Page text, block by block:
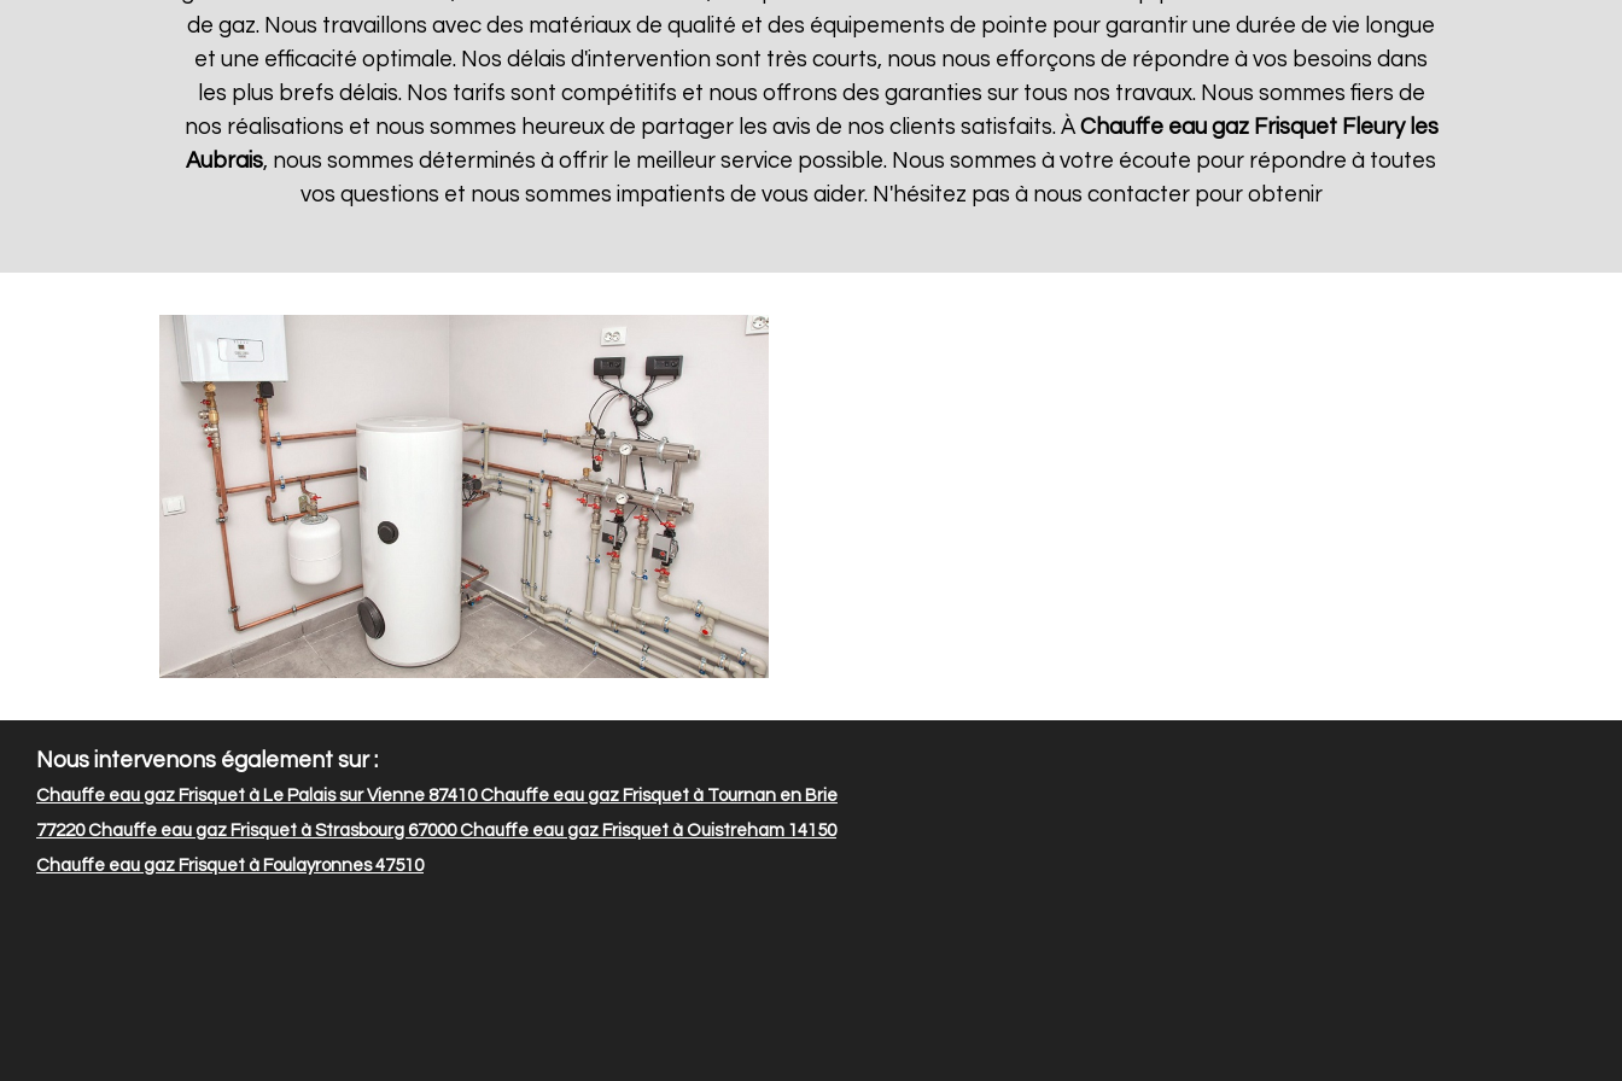
de gaz. Nous travaillons avec des matériaux de qualité et des équipements de pointe pour garantir une durée de vie longue
et une efficacité optimale. Nos délais d'intervention sont très courts, nous nous efforçons de répondre à vos besoins dans
les plus brefs délais. Nos tarifs sont compétitifs et nous offrons des garanties sur tous nos travaux. Nous sommes fiers de
nos réalisations et nous sommes heureux de partager les avis de nos clients satisfaits. ÀChauffe eau gaz Frisquet Fleury les
Aubrais, nous sommes déterminés à offrir le meilleur service possible. Nous sommes à votre écoute pour répondre à toutes
vos questions et nous sommes impatients de vous aider. N'hésitez pas à nous contacter pour obtenir
Nous intervenons également sur :
Chauffe eau gaz Frisquet à Le Palais sur Vienne 87410Chauffe eau gaz Frisquet à Tournan en Brie
77220Chauffe eau gaz Frisquet à Strasbourg 67000Chauffe eau gaz Frisquet à Ouistreham 14150
Chauffe eau gaz Frisquet à Foulayronnes 47510